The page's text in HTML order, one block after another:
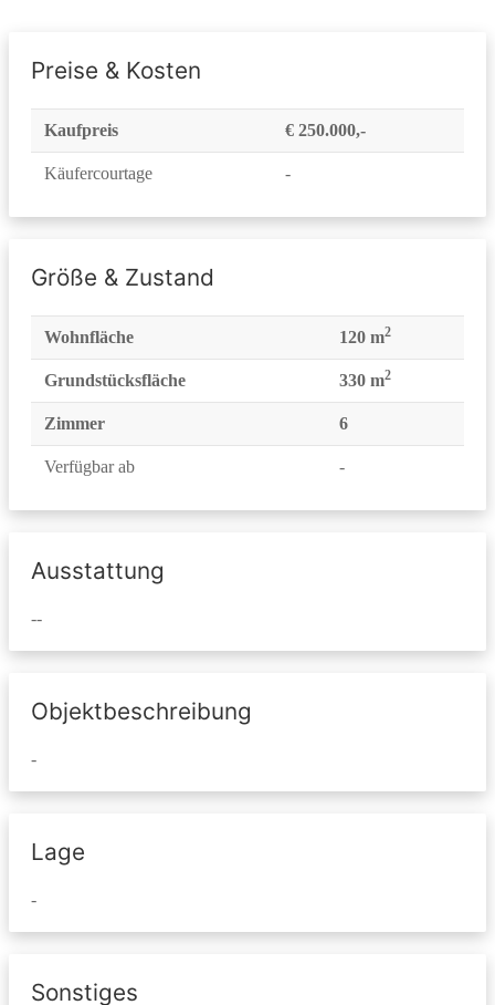
Preise & Kosten
Kaufpreis € 250.000,-
Käufercourtage -
Größe & Zustand
Wohnfläche 120 m2
Grundstücksfläche 330 m2
Zimmer 6
Verfügbar ab -
Ausstattung
--
Objektbeschreibung
-
Lage
-
Sonstiges